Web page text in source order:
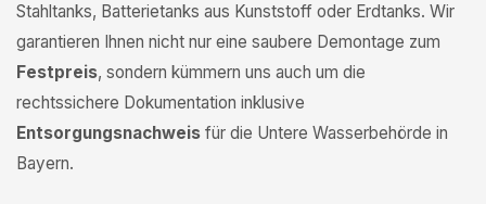
Stahltanks, Batterietanks aus Kunststoff oder Erdtanks. Wir
garantieren Ihnen nicht nur eine saubere Demontage zum
Festpreis, sondern kümmern uns auch um die
rechtssichere Dokumentation inklusive
Entsorgungsnachweis für die Untere Wasserbehörde in
Bayern.